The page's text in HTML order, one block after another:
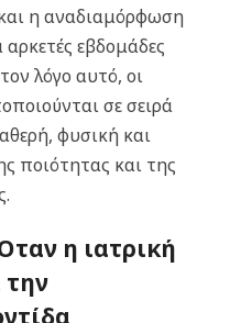
η αναδιαμόρφωση
εβδομάδες
λόγο αυτό, οι
σε σειρά
φυσική και
ποιότητας και της
η ιατρική
την